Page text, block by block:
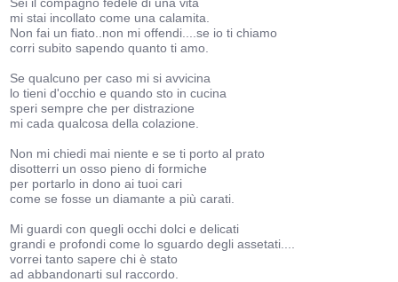
mi stai incollato come una calamita.
Non fai un fiato..non mi offendi....se io ti chiamo
corri subito sapendo quanto ti amo.
Se qualcuno per caso mi si avvicina
lo tieni d'occhio e quando sto in cucina
speri sempre che per distrazione
mi cada qualcosa della colazione.
Non mi chiedi mai niente e se ti porto al prato
disotterri un osso pieno di formiche
per portarlo in dono ai tuoi cari
come se fosse un diamante a più carati.
Mi guardi con quegli occhi dolci e delicati
grandi e profondi come lo sguardo degli assetati....
vorrei tanto sapere chi è stato
ad abbandonarti sul raccordo.